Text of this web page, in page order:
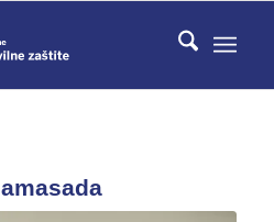
amasada